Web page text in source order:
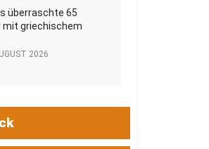
überraschte 65
mit griechischem
2026